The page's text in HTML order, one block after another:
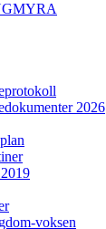
2026
voksen